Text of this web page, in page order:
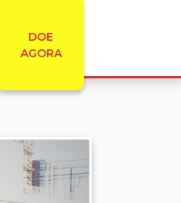
DOE
AGORA